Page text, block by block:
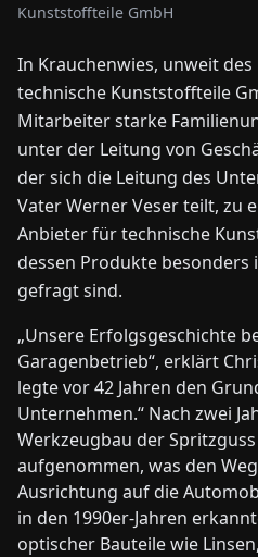
ENDEFRESITNLPL HU
ZU
UNS
Kunststoffteile GmbH
In Krauchenwies, unweit des
technische Kunststoffteile
Mitarbeiter starke
unter der Leitung von
der sich die Leitung des
Vater Werner Veser teilt, zu
Anbieter für technische
dessen Produkte
gefragt sind.
„Unsere Erfolgsgeschichte
Garagenbetrieb“, erklärt
legte vor 42 Jahren den
Unternehmen.“ Nach zwei
Werkzeugbau der
aufgenommen, was den
Ausrichtung auf die
in den 1990er-Jahren
optischer Bauteile wie